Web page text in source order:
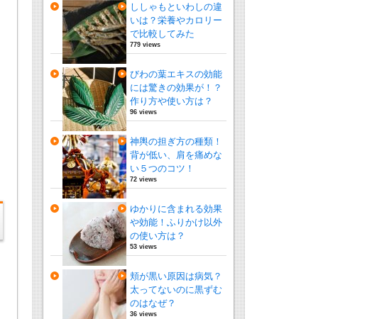
ししゃもといわしの違
いは？栄養やカロリー
で比較してみた
779 views
びわの葉エキスの効能
には驚きの効果が！？
作り方や使い方は？
96 views
神輿の担ぎ方の種類！
背が低い、肩を痛めな
い５つのコツ！
72 views
ゆかりに含まれる効果
や効能！ふりかけ以外
の使い方は？
53 views
頬が黒い原因は病気？
太ってないのに黒ずむ
のはなぜ？
36 views